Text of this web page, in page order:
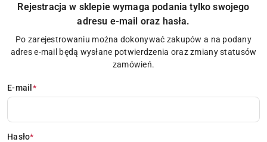
Rejestracja w sklepie wymaga podania tylko swojego
adresu e-mail oraz hasła.
Po zarejestrowaniu można dokonywać zakupów a na podany
adres e-mail będą wysłane potwierdzenia oraz zmiany statusów
zamówień.
E-mail*
Hasło*